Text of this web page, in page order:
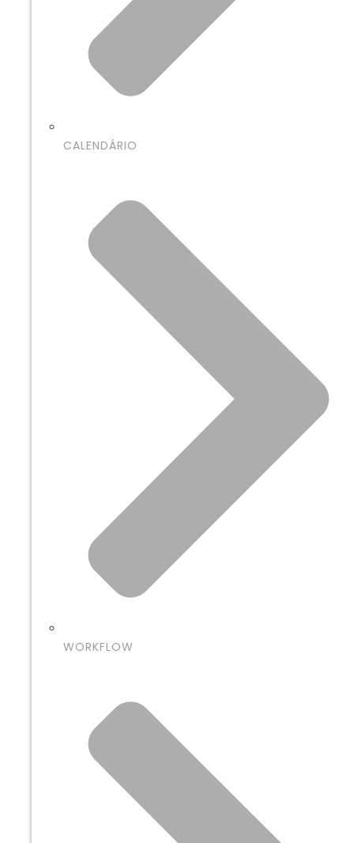
CALENDÁRIO
WORKFLOW